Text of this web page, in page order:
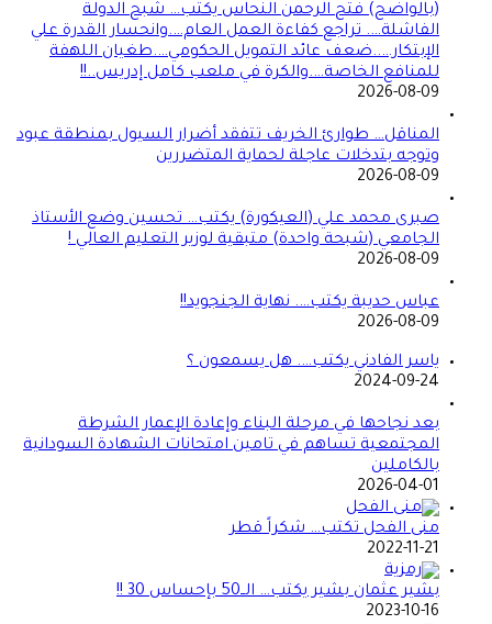
(بالواضح) فتح الرحمن النحاس يكتب… شبح الدولة
الفاشلة…. تراجع كفاءة العمل العام….وانحسار القدرة علي
الإبتكار…..ضعف عائد التمويل الحكومي….طغيان اللهفة
للمنافع الخاصة….والكرة في ملعب كامل إدريس..!!
2026-08-09
المناقل… طوارئ الخريف تتفقد أضرار السيول بمنطقة عبود
وتوجه بتدخلات عاجلة لحماية المتضررين
2026-08-09
صبرى محمد علي (العيكورة) يكتب… تحسين وضع الأستاذ
الجامعي (شبحة واحدة) متبقية لوزير التعليم العالي !
2026-08-09
عباس حديبة يكتب…. نهاية الجنجويد!!
2026-08-09
ياسر الفادني يكتب…. هل يسمعون ؟
2024-09-24
بعد نجاحها في مرحلة البناء وإعادة الإعمار الشرطة
المجتمعية تساهم في تامين امتحانات الشهادة السودانية
بالكاملين
2026-04-01
منى الفحل تكتب… شكراً قطر
2022-11-21
بشير عثمان بشير يكتب… الــ50 بإحساس 30 !!
2023-10-16